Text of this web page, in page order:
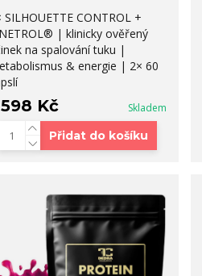
SILHOUETTE CONTROL +
| klinicky ověřený
na spalování tuku |
& energie | 2× 60
598 Kč Skladem
Přidat do košíku